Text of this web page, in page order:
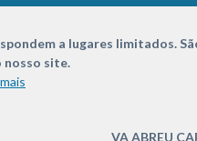
a lugares limitados.
nosso site.
VA ABREU